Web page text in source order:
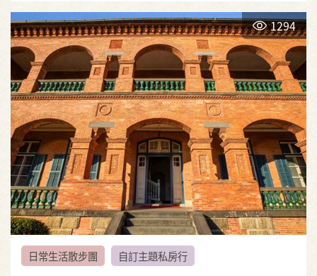
1294
日常生活散步團 自訂主題私房行